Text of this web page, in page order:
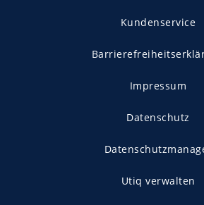
Kundenservice
Impressum
Datenschutz
Utiq verwalten